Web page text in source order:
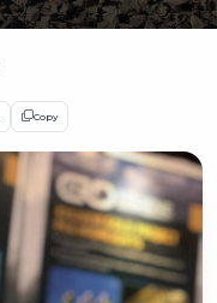
Copy